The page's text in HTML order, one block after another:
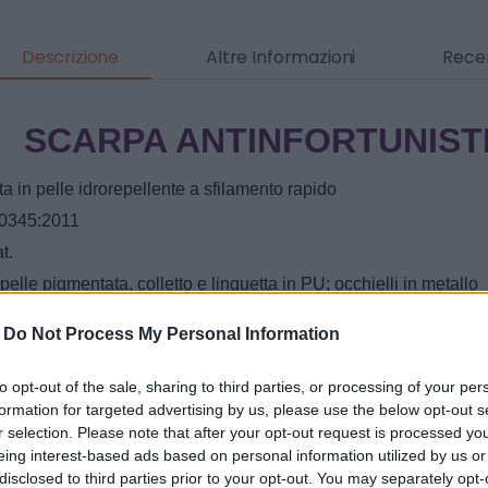
Do Not Process My Personal Information
opt-out of the sale, sharing to third parties, or processing of your
for targeted advertising by us, please use the below opt-out
selection. Please note that after your opt-out request is processed
interest-based ads based on personal information utilized by us
to third parties prior to your opt-out. You may separately
Descrizione Altre Informazioni
SCARPA
in pelle idrorepellente a sfilamento rapido
pigmentata, colletto e linguetta in PU; occhielli in metallo
rimovibile, anatomico, antistatico
acciaio INOX
bi-densità antiscivolo SRC, con spunterbo anti-usura
MONDOPOINT Natural 11